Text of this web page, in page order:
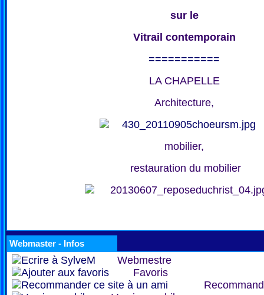
sur le
Vitrail contemporain
===========
LA CHAPELLE
Architecture,
mobilier,
restauration du mobilier
Webmaster - Infos
Webmestre
Favoris